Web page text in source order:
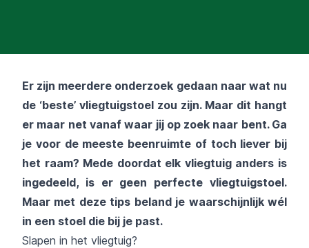
Er zijn meerdere onderzoek gedaan naar wat nu
de ‘beste’ vliegtuigstoel zou zijn. Maar dit hangt
er maar net vanaf waar jij op zoek naar bent. Ga
je voor de meeste beenruimte of toch liever bij
het raam? Mede doordat elk vliegtuig anders is
ingedeeld, is er geen perfecte vliegtuigstoel.
Maar met deze tips beland je waarschijnlijk wél
in een stoel die bij je past.
Slapen in het vliegtuig?